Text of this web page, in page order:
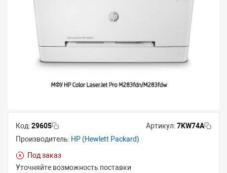
Код:29605 Артикул:7KW74A
Производитель: HP (Hewlett Packard)
Под заказ
Уточняйте возможность поставки